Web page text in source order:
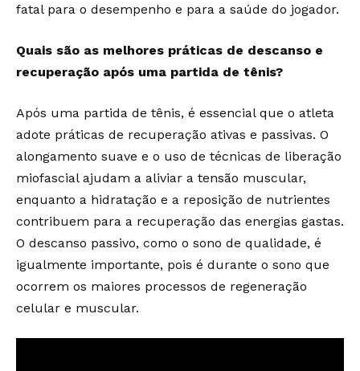
fatal para o desempenho e para a saúde do jogador.
Quais são as melhores práticas de descanso e
recuperação após uma partida de tênis?
Após uma partida de tênis, é essencial que o atleta
adote práticas de recuperação ativas e passivas. O
alongamento suave e o uso de técnicas de liberação
miofascial ajudam a aliviar a tensão muscular,
enquanto a hidratação e a reposição de nutrientes
contribuem para a recuperação das energias gastas.
O descanso passivo, como o sono de qualidade, é
igualmente importante, pois é durante o sono que
ocorrem os maiores processos de regeneração
celular e muscular.